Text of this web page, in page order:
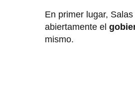
En primer lugar,
abiertamente el
mismo.